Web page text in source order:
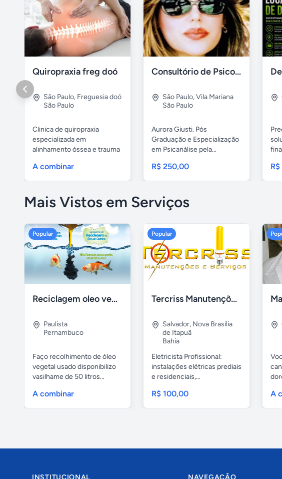
Quiropraxia freg doó
São Paulo, Freguesia doó
São Paulo
Clinica de quiropraxia
especializada em
alinhamento óssea e trauma
A combinar
Consultório de Psicologia e Psicanálise
São Paulo,Vila Mariana
São Paulo
Aurora Giusti. Pós
Graduação e Especialização
em Psicanálise pela...
R$ 250,00
Mais Vistos em Serviços
Popular
Reciclagem oleo vegetal
Paulista
Pernambuco
Faço recolhimento de óleo
vegetal usado disponibilizo
vasilhame de 50 litros...
A combinar
Popular
Tercriss Manutenções e Serviços
Salvador, Nova Brasília
de Itapuã
Bahia
Eletricista Profissional:
instalações elétricas prediais
e residenciais,...
R$ 100,00 A
INSTITUCIONAL NAVEGAÇÃO